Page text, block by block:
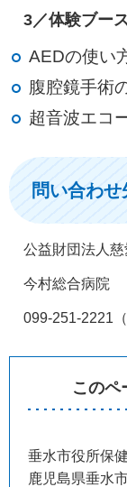
3／体験ブー
AEDの使い
腹腔鏡手術
超音波エコ
問い合わせ
公益財団法人慈
今村総合病院
099-251-2221
このペ
垂水市役所保
鹿児島県垂水